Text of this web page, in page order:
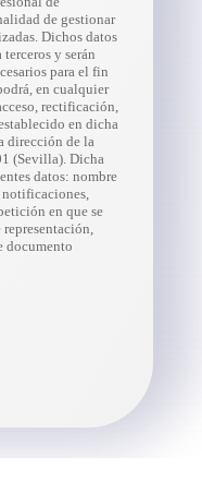
de gestionar
Dichos datos
y serán
para el fin
en cualquier
rectificación,
en dicha
dirección de la
(Sevilla). Dicha
datos: nombre
en que se
documento